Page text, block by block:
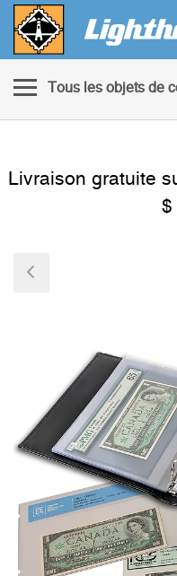
Tous les objets de
Livraison gratuite
$